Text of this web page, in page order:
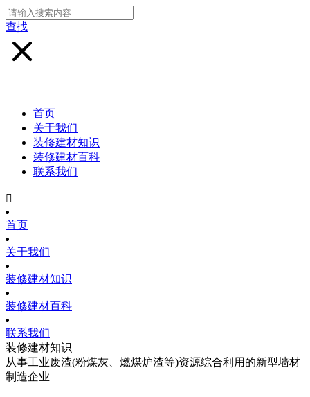
查找
首页
关于我们
装修建材知识
装修建材百科
联系我们

首页
关于我们
装修建材知识
装修建材百科
联系我们
装修建材知识
从事工业废渣(粉煤灰、燃煤炉渣等)资源综合利用的新型墙材
制造企业